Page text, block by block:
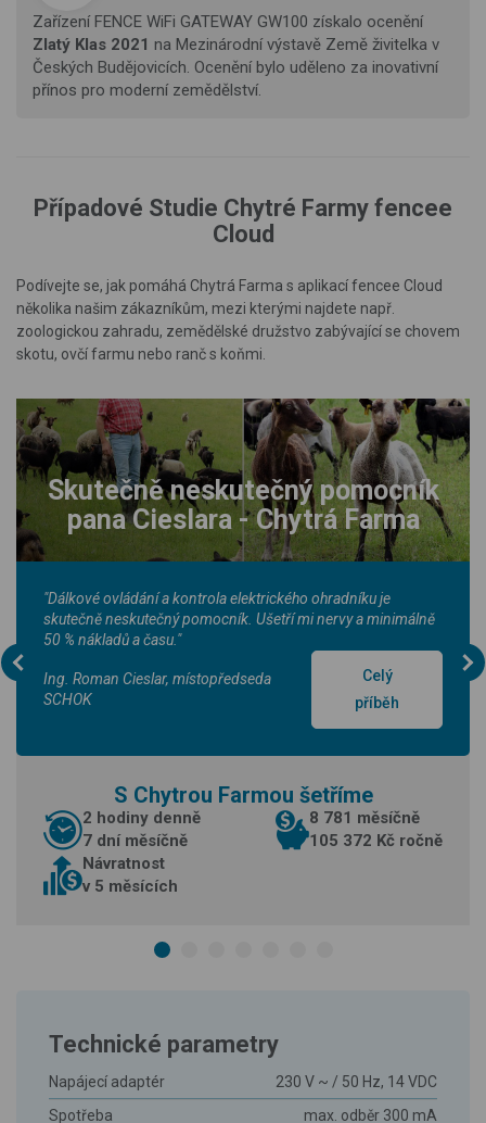
Zařízení FENCE WiFi GATEWAY GW100 získalo ocenění
Zlatý Klas 2021 na Mezinárodní výstavě Země živitelka v
Českých Budějovicích. Ocenění bylo uděleno za inovativní
přínos pro moderní zemědělství.
Případové Studie Chytré Farmy fencee
Cloud
Podívejte se, jak pomáhá Chytrá Farma s aplikací fencee Cloud
několika našim zákazníkům, mezi kterými najdete např.
zoologickou zahradu, zemědělské družstvo zabývající se chovem
skotu, ovčí farmu nebo ranč s koňmi.
Skutečně neskutečný pomocník
pana Cieslara - Chytrá Farma
"Dálkové ovládání a kontrola elektrického ohradníku je
skutečně neskutečný pomocník. Ušetří mi nervy a minimálně
50 % nákladů a času."
Ing. Roman Cieslar, místopředseda
SCHOK
Celý
příběh
S Chytrou Farmou šetříme
2 hodiny denně
7 dní měsíčně
8 781 měsíčně
105 372 Kč ročně
Návratnost
v 5 měsících
Technické parametry
Napájecí adaptér
230 V ~ / 50 Hz, 14 VDC
Spotřeba
max. odběr 300 mA